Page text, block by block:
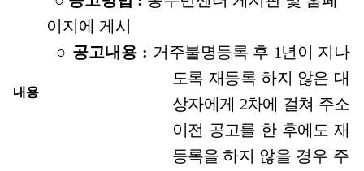
내용
이지에 게시
○ 공고내용 : 거주불명등록 후 1년이 지나
도록 재등록 하지 않은 대
상자에게 2차에 걸쳐 주소
이전 공고를 한 후에도재
등록을 하지 않을 경우 주